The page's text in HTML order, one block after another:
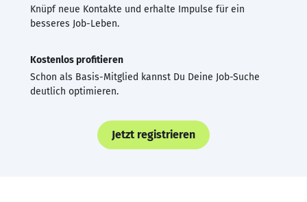
Knüpf neue Kontakte und erhalte Impulse für ein
besseres Job-Leben.
Kostenlos profitieren
Schon als Basis-Mitglied kannst Du Deine Job-Suche
deutlich optimieren.
Jetzt registrieren